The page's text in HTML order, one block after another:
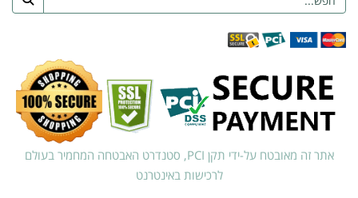
אתר זה מאובטח על-ידי תקן PCI, סטנדרט האבטחה המחמיר בעולם
לרכישות באינטרנט